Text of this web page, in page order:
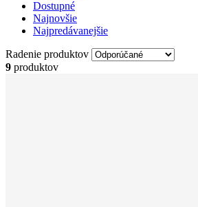
Dostupné
Najnovšie
Najpredávanejšie
Radenie produktov
9 produktov